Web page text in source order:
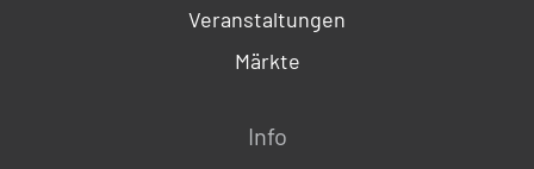
Veranstaltungen
Märkte
Info